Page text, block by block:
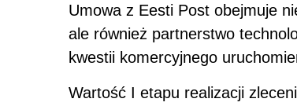
Umowa z Eesti Post obejmuje
ale również partnerstwo
kwestii komercyjnego
Wartość I etapu realizacji